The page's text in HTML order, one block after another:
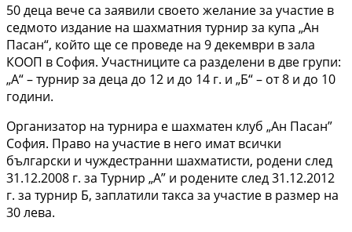
50 деца вече са заявили своето желание за участие в
седмото издание на шахматния турнир за купа „Ан
Пасан“, който ще се проведе на 9 декември в зала
КООП в София. Участниците са разделени в две групи:
„А“ – турнир за деца до 12 и до 14 г. и „Б“ – от 8 и до 10
години.
Организатор на турнира е шахматен клуб „Ан Пасан”
София. Право на участие в него имат всички
български и чуждестранни шахматисти, родени след
31.12.2008 г. за Турнир „А” и родените след 31.12.2012
г. за турнир Б, заплатили такса за участие в размер на
30 лева.